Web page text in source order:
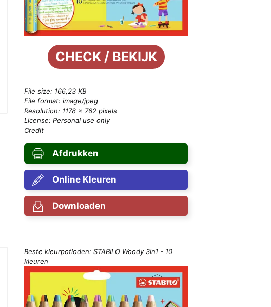
CHECK / BEKIJK
File size: 166,23 KB
File format: image/jpeg
Resolution: 1178 × 762 pixels
License: Personal use only
Credit
Afdrukken
Online Kleuren
Downloaden
Beste kleurpotloden: STABILO Woody 3in1 - 10
kleuren